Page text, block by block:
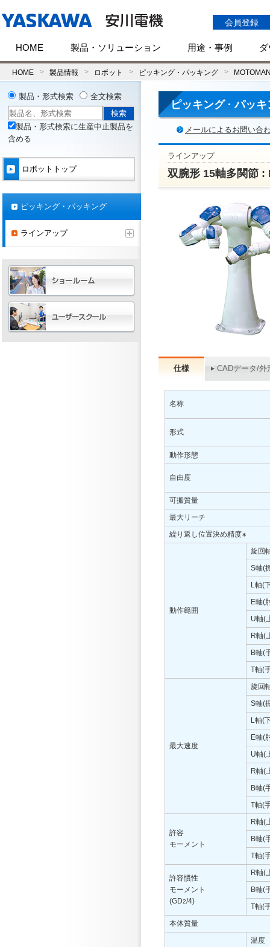
会員登録
HOME 製品・ソリューション 用途・事例
HOME 製品情報 ロボット ピッキング・パッキング
ピッキング · パッキ
メールによるお問い合
ラインアップ
双腕形 15軸多関節 :
仕様 CADデータ/外
名称
形式
動作形態
自由度
可搬質量
最大リーチ
繰り返し位置決め精度∗
動作範囲
旋回
S軸(
L軸(
E軸(
U軸(
R軸(
B軸(
T軸(
最大速度
旋回
S軸(
L軸(
E軸(
U軸(
R軸(
B軸(
T軸(
許容
モーメント
R軸(
B軸(
T軸(
許容慣性
モーメント
(GD2/4)
R軸(
B軸(
T軸(
本体質量
温度
製品・形式検索 全文検索
製品・形式検索に生産中止製品を
含める
ロボットトップ
ピッキング・パッキング
ラインアップ